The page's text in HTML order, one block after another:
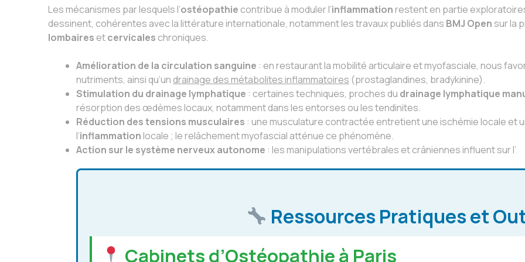
Les mécanismes par lesquels l’ostéopathie contribue à moduler l’inflammation restent en partie
dessinent, cohérentes avec la littérature internationale, notamment les travaux publiés dans BMJ Open sur la
lombaires etcervicales chroniques.
Amélioration de la circulation sanguine : en restaurant la mobilité articulaire et myofasciale, nous
nutriments, ainsi qu’un drainage des métabolites inflammatoires (prostaglandines, bradykinine).
Stimulation du drainage lymphatique : certaines techniques, proches du drainage lymphatique
résorption des œdèmes locaux, notamment dans les entorses ou les tendinites.
Réduction des tensions musculaires : une musculature contractée entretient une ischémie locale
l’inflammation locale ; le relâchement myofascial atténue ce phénomène.
Action sur le système nerveux autonome : les manipulations vertébrales et crâniennes influent sur l’
Ressources Pratiques et
Cabinets d’Ostéopathie à Paris